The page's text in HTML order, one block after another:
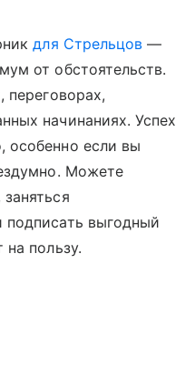
для Стрельцов —
от обстоятельств.
переговорах,
начинаниях. Успех
особенно если вы
Можете
подписать выгодный
пользу.